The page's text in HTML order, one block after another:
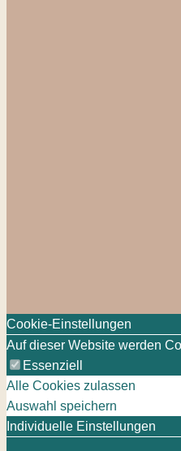
Cookie-Einstellungen
Auf dieser Website werden
Essenziell
Alle Cookies zulassen
Auswahl speichern
Individuelle Einstellungen